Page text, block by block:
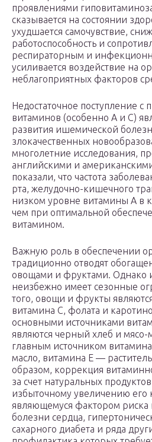
проявлениями
сказывается на состоянии
ухудшается самочувствие,
работоспособность и
респираторным и
усиливается воздействие на
неблагоприятных факторов
Недостаточное поступление
витаминов (особенно А и С)
развития ишемической
злокачественных
многолетние исследования,
английскими и
показали, что частота
рта, желудочно-кишечного
низком уровне витамины А в
чем при оптимальной
витамином.
Важную роль в обеспечении
традиционно отводят
овощами и фруктами. Однако
неизбежно имеет сезонные
того, овощи и фрукты
витамина С, фолата и
основными источниками
являются черный хлеб и
главным источником
масло, витамина Е —
образом, коррекция
за счет натуральных
избыточному увеличению его
являющемуся фактором
болезни сердца,
сахарного диабета и ряда